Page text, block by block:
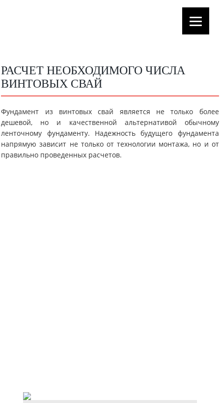
РАСЧЕТ НЕОБХОДИМОГО ЧИСЛА
ВИНТОВЫХ СВАЙ
Фундамент из винтовых свай является не только более
дешевой, но и качественной альтернативой обычному
ленточному фундаменту. Надежность будущего фундамента
напрямую зависит не только от технологии монтажа, но и от
правильно проведенных расчетов.